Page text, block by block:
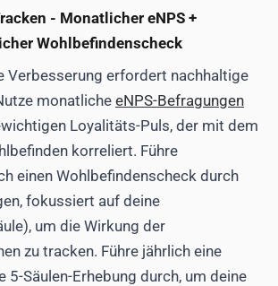
- Monatlicher eNPS +
Wohlbefindenscheck
Verbesserung erfordert nachhaltige
monatlicheeNPS-Befragungen
Loyalitäts-Puls, der mit dem
korreliert. Führe
einen Wohlbefindenscheck durch
fokussiert auf deine
um die Wirkung der
zu tracken. Führe jährlich eine
5-Säulen-Erhebung durch, um deine